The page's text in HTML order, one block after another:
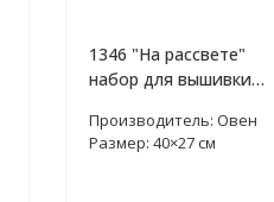
1346 "На рассвете"
набор для вышивки
Производитель: Овен
Размер: 40×27 см